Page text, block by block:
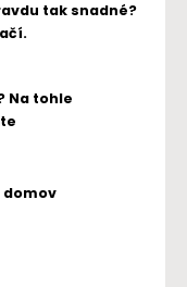
tak snadné?
Na tohle
domov